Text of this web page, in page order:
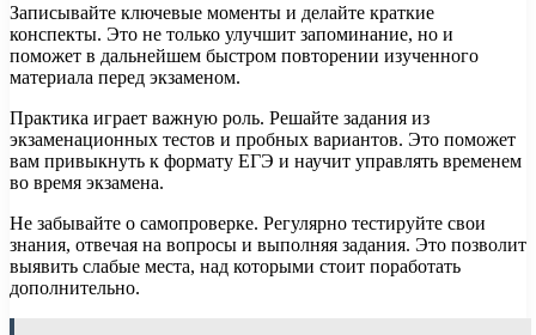
Записывайте ключевые моменты и делайте краткие
конспекты. Это не только улучшит запоминание, но и
поможет в дальнейшем быстром повторении изученного
материала перед экзаменом.
Практика играет важную роль. Решайте задания из
экзаменационных тестов и пробных вариантов. Это поможет
вам привыкнуть к формату ЕГЭ и научит управлять временем
во время экзамена.
Не забывайте о самопроверке. Регулярно тестируйте свои
знания, отвечая на вопросы и выполняя задания. Это позволит
выявить слабые места, над которыми стоит поработать
дополнительно.